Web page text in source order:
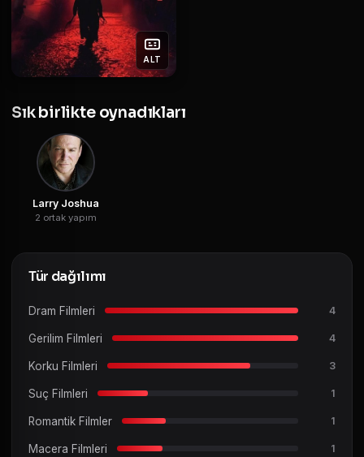
ALT
Sık birlikte oynadıkları
Larry Joshua
2 ortak yapım
Tür dağılımı
Dram Filmleri 4
Gerilim Filmleri 4
Korku Filmleri 3
Suç Filmleri 1
Romantik Filmler 1
Macera Filmleri 1